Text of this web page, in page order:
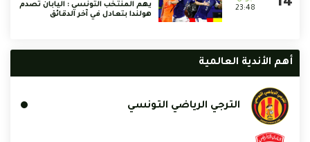
23:48
يهم المنتخب التونسي : اليابان تصدم
هولندا بتعادل في آخر الدقائق
أهم الأندية العالمية
الترجي الرياضي التونسي